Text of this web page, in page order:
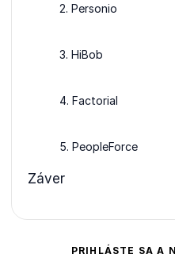
2. Personio
3. HiBob
4. Factorial
5. PeopleForce
Záver
PRIHLÁSTE SA A